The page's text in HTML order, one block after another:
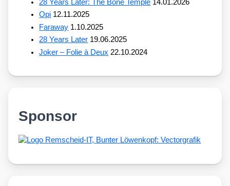
28 Years Later: The Bone Temple 14.01.2026
Opi 12.11.2025
Faraway 1.10.2025
28 Years Later 19.06.2025
Joker – Folie à Deux 22.10.2024
Sponsor